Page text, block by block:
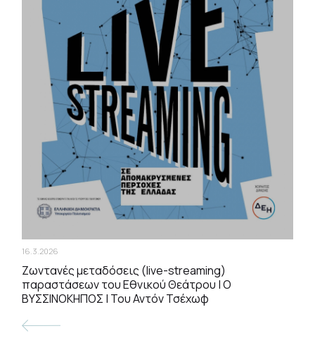
16.3.2026
Ζωντανές μεταδόσεις (live-streaming)
παραστάσεων του Εθνικού Θεάτρου | Ο
ΒΥΣΣΙΝΟΚΗΠΟΣ | Του Αντόν Τσέχωφ